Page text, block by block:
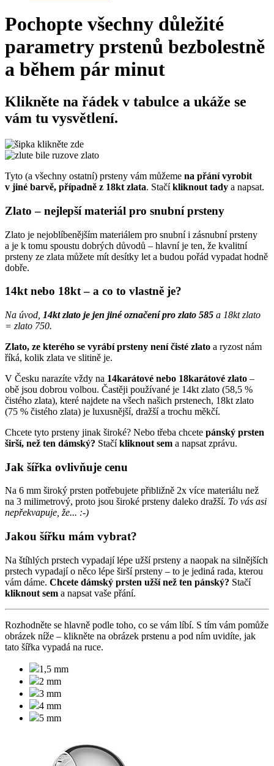
Pochopte všechny důležité
parametry prstenů bezbolestně
a během pár minut
Klikněte na řádek v tabulce a ukáže se
vám tu vysvětlení.
Tyto (a všechny ostatní) prsteny vám můžeme na přání vyrobit
v jiné barvě, případně z 18kt zlata. Stačíkliknout tady a napsat.
Zlato – nejlepší materiál pro snubní prsteny
Zlato je nejoblíbenějším materiálem pro snubní i zásnubní prsteny
a je k tomu spoustu dobrých důvodů – hlavní je ten, že kvalitní
prsteny ze zlata můžete mít desítky let a budou pořád vypadat hodně
dobře.
14kt nebo 18kt – a co to vlastně je?
Na úvod, 14kt zlato je jen jiné označení pro zlato 585 a 18kt zlato
= zlato 750.
Zlato, ze kterého se vyrábí prsteny není čisté zlato a ryzost nám
říká, kolik zlata ve slitině je.
V Česku narazíte vždy na 14karátové nebo 18karátové zlato –
obě jsou dobrou volbou. Častěji používané je 14kt zlato (58,5 %
čistého zlata), které najdete na všech našich prstenech, 18kt zlato
(75 % čistého zlata) je luxusnější, dražší a trochu měkčí.
Chcete tyto prsteny jinak široké? Nebo třeba chcete pánský prsten
širší, než ten dámský? Stačíkliknout sem a napsat zprávu.
Jak šířka ovlivňuje cenu
Na 6 mm široký prsten potřebujete přibližně 2x více materiálu než
na 3 milimetrový, proto jsou široké prsteny daleko dražší. To vás asi
nepřekvapuje, že... :-)
Jakou šířku mám vybrat?
Na štíhlých prstech vypadají lépe užší prsteny a naopak na silnějších
prstech vypadají o něco lépe širší prsteny – to je jediná rada, kterou
vám dáme. Chcete dámský prsten užší než ten pánský? Stačí
kliknout sem a napsat vaše přání.
Rozhodněte se hlavně podle toho, co se vám líbí. S tím vám pomůže
obrázek níže – klikněte na obrázek prstenu a pod ním uvidíte, jak
tato šířka vypadá na ruce.
1,5 mm
2 mm
3 mm
4 mm
5 mm